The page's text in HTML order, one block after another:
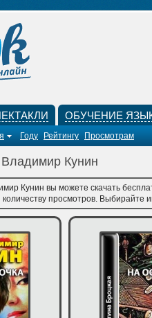
ОБУЧЕНИЕ
Году Рейтингу Просмотрам
Владимир Кунин
Кунин вы можете скачать
просмотров. Выбирайте